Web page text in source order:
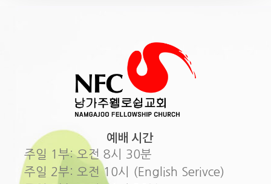
예배 시간
주일 1부: 오전 8시 30분
주일 2부: 오전 10시 (English Serivce)